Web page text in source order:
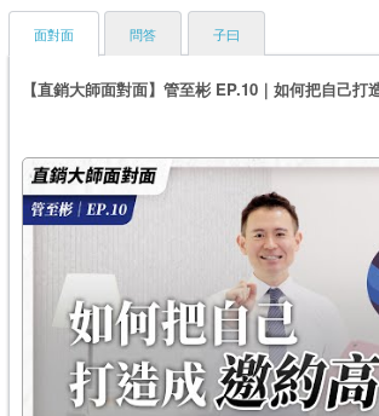
面對面
【直銷大師面對面】管至彬 EP.10｜如何把自己打
問答 子曰